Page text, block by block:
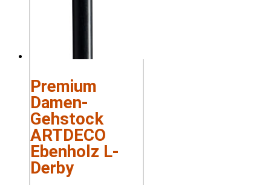
Premium
Damen-
Gehstock
ARTDECO
Ebenholz L-
Derby